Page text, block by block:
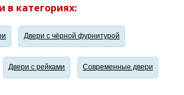
в категориях:
Двери с чёрной фурнитурой
Двери с рейками Современные двери